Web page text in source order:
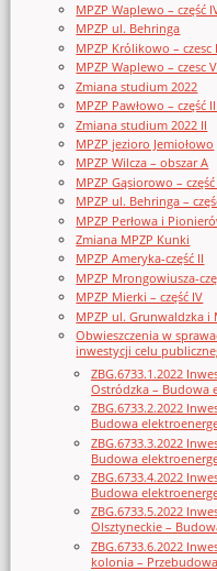
MPZP Waplewo – część
MPZP ul. Behringa
MPZP Królikowo – czesc I
MPZP Waplewo – czesc V
Zmiana studium 2022
MPZP Pawłowo – część III
Zmiana studium 2022 II
MPZP jezioro Jemiołowo
MPZP Wilcza – obszar A
MPZP Gąsiorowo – część
MPZP ul. Behringa –
MPZP Perłowa i
Zmiana MPZP Kunki
MPZP Ameryka-część II
MPZP Mrongowiusza-
MPZP Mierki – część IV
MPZP ul. Grunwaldzka i
Obwieszczenia w
inwestycji celu
ZBG.6733.1.2022
Ostródzka – Budowa
ZBG.6733.2.2022
Budowa
ZBG.6733.3.2022
Budowa
ZBG.6733.4.2022
Budowa
ZBG.6733.5.2022
Olsztyneckie –
ZBG.6733.6.2022
kolonia –